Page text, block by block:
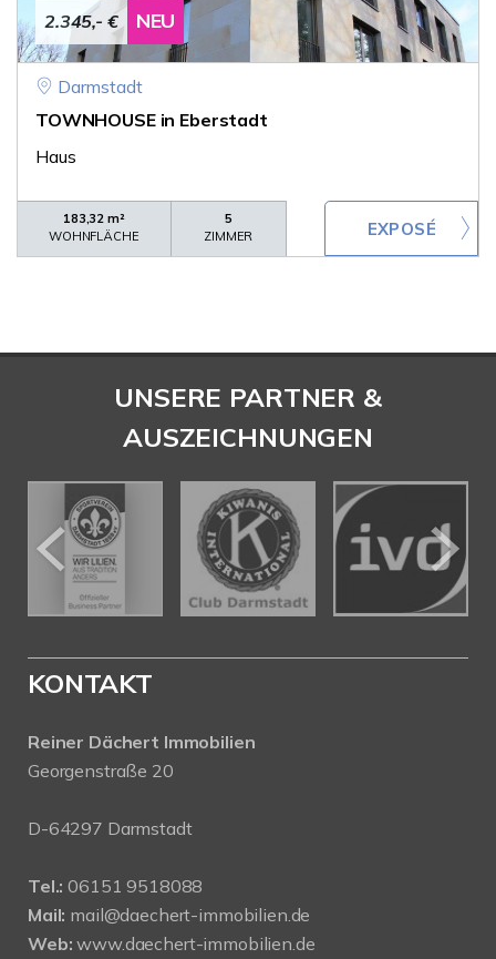
2.345,- € NEU
Darmstadt
TOWNHOUSE in Eberstadt
Haus
183,32 m²
WOHNFLÄCHE
5
ZIMMER
UNSERE PARTNER &
AUSZEICHNUNGEN
KONTAKT
Reiner Dächert Immobilien
Georgenstraße 20
D-64297 Darmstadt
Tel.: 06151 9518088
Mail: mail@daechert-immobilien.de
Web: www.daechert-immobilien.de